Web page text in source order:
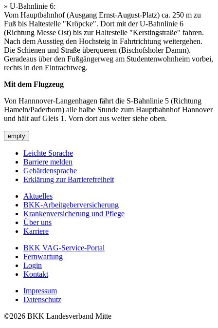
» U-Bahnlinie 6:
Vom Hauptbahnhof (Ausgang Ernst-August-Platz) ca. 250 m zu
Fuß bis Haltestelle "Kröpcke". Dort mit der U-Bahnlinie 6
(Richtung Messe Ost) bis zur Haltestelle "Kerstingstraße" fahren.
Nach dem Ausstieg den Hochsteig in Fahrtrichtung weitergehen.
Die Schienen und Straße überqueren (Bischofsholer Damm).
Geradeaus über den Fußgängerweg am Studentenwohnheim vorbei,
rechts in den Eintrachtweg.
Mit dem Flugzeug
Von Hannnover-Langenhagen fährt die S-Bahnlinie 5 (Richtung
Hameln/Paderborn) alle halbe Stunde zum Hauptbahnhof Hannover
und hält auf Gleis 1. Vorn dort aus weiter siehe oben.
empty
Leichte Sprache
Barriere melden
Gebärdensprache
Erklärung zur Barrierefreiheit
Aktuelles
BKK-Arbeitgeberversicherung
Krankenversicherung und Pflege
Über uns
Karriere
BKK VAG-Service-Portal
Fernwartung
Login
Kontakt
Impressum
Datenschutz
©2026 BKK Landesverband Mitte